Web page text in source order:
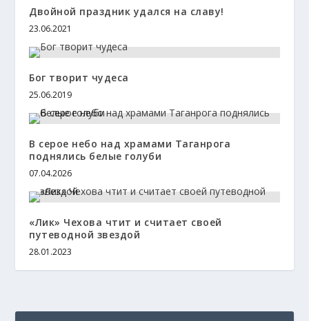
Двойной праздник удался на славу!
23.06.2021
Бог творит чудеса
25.06.2019
В серое небо над храмами Таганрога
поднялись белые голуби
07.04.2026
«Лик» Чехова чтит и считает своей
путеводной звездой
28.01.2023